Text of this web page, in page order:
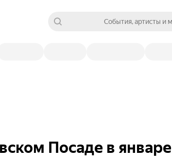
События, артисты и
Посаде в январе